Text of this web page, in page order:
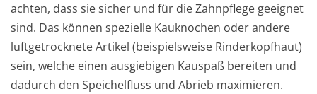
achten, dass sie sicher und für die Zahnpflege geeignet
sind. Das können spezielle Kauknochen oder andere
luftgetrocknete Artikel (beispielsweise Rinderkopfhaut)
sein, welche einen ausgiebigen Kauspaß bereiten und
dadurch den Speichelfluss und Abrieb maximieren.